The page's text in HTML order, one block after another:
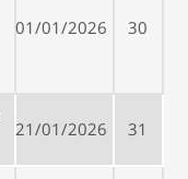
30
01/01/2026
31
21/01/2026